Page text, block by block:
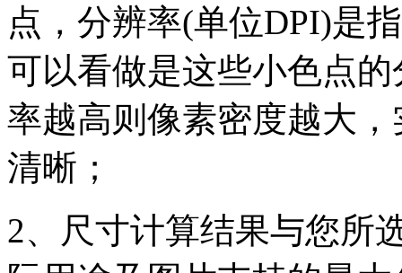
点，分辨率(单位DPI)是
可以看做是这些小色点
率越高则像素密度越大
清晰；
2、尺寸计算结果与您所